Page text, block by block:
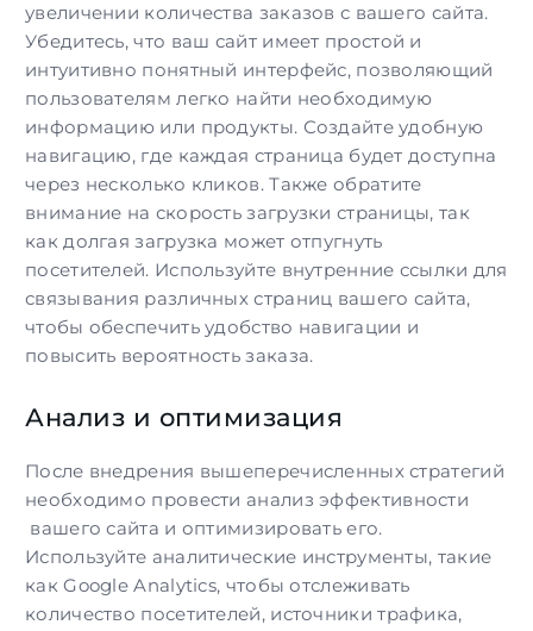
увеличении количества заказов с вашего сайта.
Убедитесь, что ваш сайт имеет простой и
интуитивно понятный интерфейс, позволяющий
пользователям легко найти необходимую
информацию или продукты. Создайте удобную
навигацию, где каждая страница будет доступна
через несколько кликов. Также обратите
внимание на скорость загрузки страницы, так
как долгая загрузка может отпугнуть
посетителей. Используйте внутренние ссылки для
связывания различных страниц вашего сайта,
чтобы обеспечить удобство навигации и
повысить вероятность заказа.
Анализ и оптимизация
После внедрения вышеперечисленных стратегий
необходимо провести анализэффективности
вашего сайта и оптимизировать его.
Используйте аналитические инструменты, такие
как Google Analytics, чтобы отслеживать
количество посетителей, источники трафика,